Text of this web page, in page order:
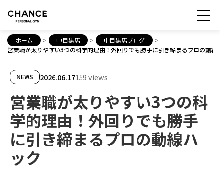
ホーム > 中目黒店 > 中目黒店ブログ
>
営業職が太りやすい3つの科学的理由！外回りでも勝手に引き締まるプロの動線
NEWS 2026.06.17159 views
営業職が太りやすい3つの科
学的理由！外回りでも勝手
に引き締まるプロの動線ハ
ック